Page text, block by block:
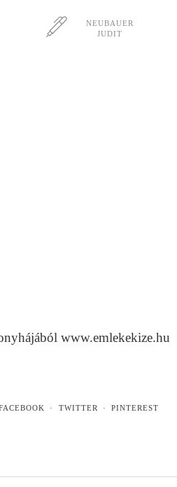
NEUBAUER
JUDIT
www.emlekekize.hu
TWITTER PINTEREST